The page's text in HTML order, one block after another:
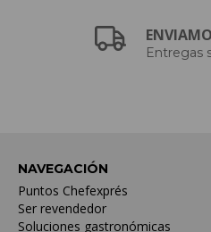
Entregas
NAVEGACIÓN
Puntos Chefexprés
Ser revendedor
Soluciones gastronómicas